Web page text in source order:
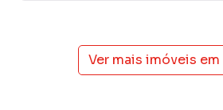
Ver mais imóveis em